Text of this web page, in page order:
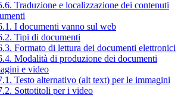
Traduzione e localizzazione dei contenuti
I documenti vanno sul web
Tipi di documenti
Formato di lettura dei documenti elettronici
Modalità di produzione dei documenti
e video
Testo alternativo (alt text) per le immagini
Sottotitoli per i video